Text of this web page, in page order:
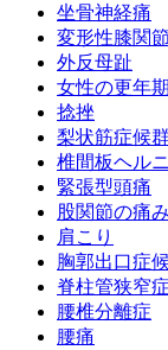
坐骨神経痛
変形性膝関
外反母趾
女性の更年
捻挫
梨状筋症候
椎間板ヘル
緊張型頭痛
股関節の痛み
肩こり
胸郭出口症
脊柱管狭窄症
腰椎分離症
腰痛